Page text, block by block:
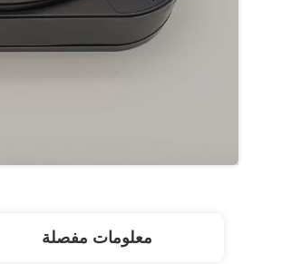
معلومات مفصلة